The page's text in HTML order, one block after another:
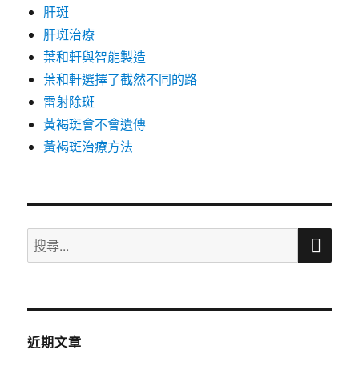
肝斑
肝斑治療
葉和軒與智能製造
葉和軒選擇了截然不同的路
雷射除斑
黃褐斑會不會遺傳
黃褐斑治療方法
搜
尋
鍵
搜
近期文章